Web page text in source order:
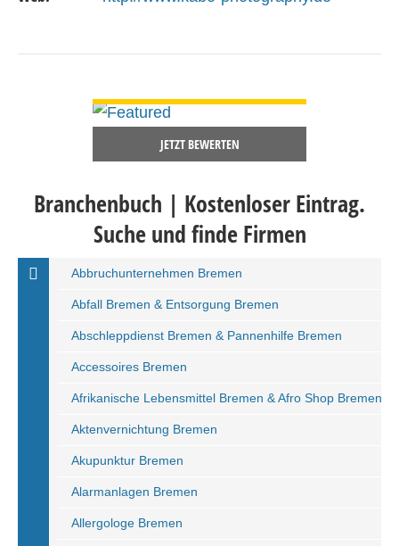
JETZT BEWERTEN
Branchenbuch | Kostenloser Eintrag.
Suche und finde Firmen
Abbruchunternehmen Bremen
Abfall Bremen & Entsorgung Bremen
Abschleppdienst Bremen & Pannenhilfe Bremen
Accessoires Bremen
Afrikanische Lebensmittel Bremen & Afro Shop Bremen
Aktenvernichtung Bremen
Akupunktur Bremen
Alarmanlagen Bremen
Allergologe Bremen